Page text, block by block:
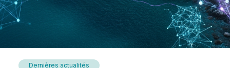
Dernières actualités